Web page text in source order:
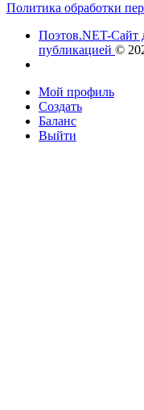
Политика обработки
Поэтов.NET-Сайт
публикацией ©
Мой профиль
Создать
Баланс
Выйти